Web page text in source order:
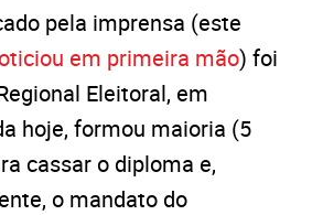
pela imprensa (este
em primeira mão) foi
Eleitoral, em
hoje, formou maioria (5
cassar o diploma e,
o mandato do